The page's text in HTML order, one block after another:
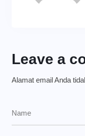
Leave a
Alamat email Anda